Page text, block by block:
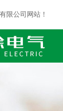
限公司网站！